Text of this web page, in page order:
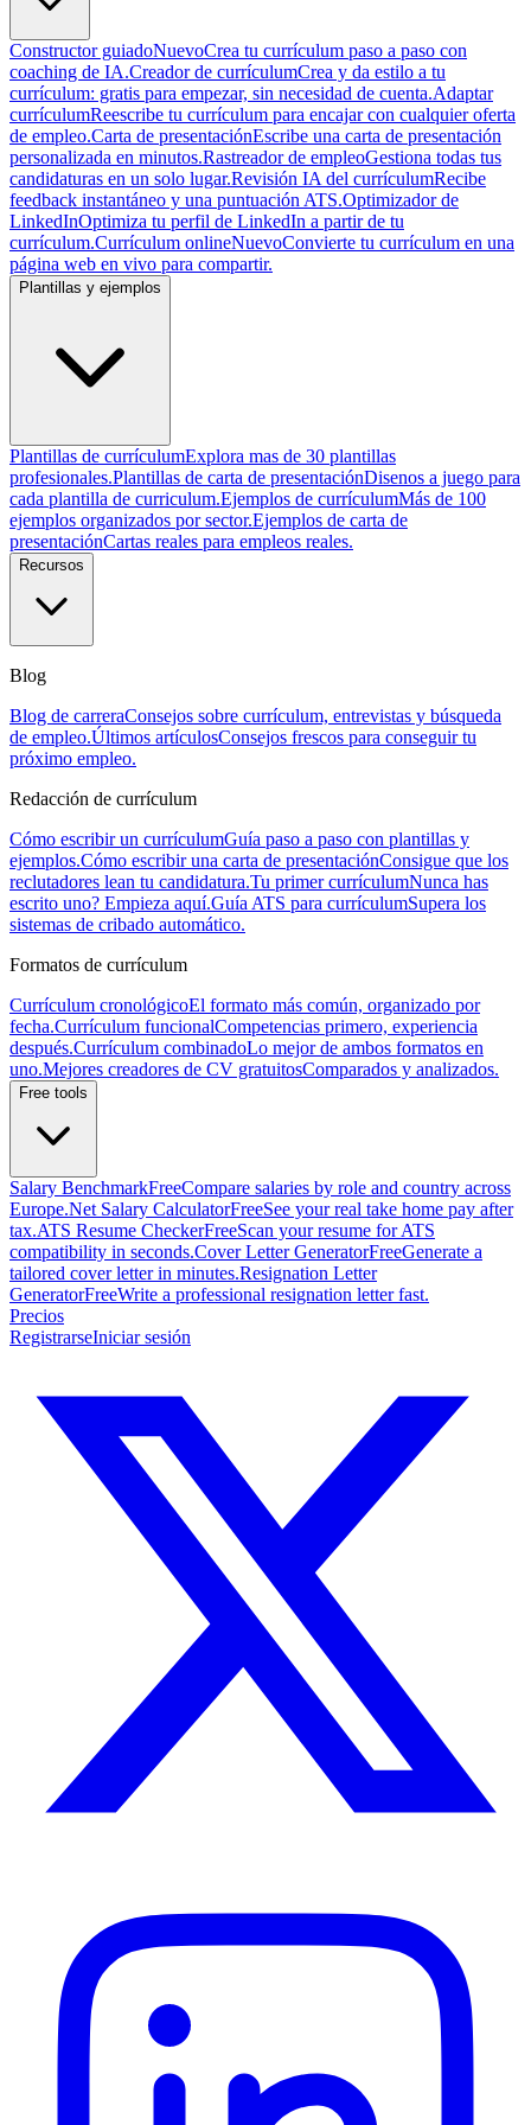
Constructor guiadoNuevoCrea tu currículum paso a paso con
coaching de IA.Creador de currículumCrea y da estilo a tu
currículum: gratis para empezar, sin necesidad de cuenta.Adaptar
currículumReescribe tu currículum para encajar con cualquier oferta
de empleo.Carta de presentaciónEscribe una carta de presentación
personalizada en minutos.Rastreador de empleoGestiona todas tus
candidaturas en un solo lugar.Revisión IA del currículumRecibe
feedback instantáneo y una puntuación ATS.Optimizador de
LinkedInOptimiza tu perfil de LinkedIn a partir de tu
currículum.Currículum onlineNuevoConvierte tu currículum en una
página web en vivo para compartir.
Plantillas y ejemplos
Plantillas de currículumExplora mas de 30 plantillas
profesionales.Plantillas de carta de presentaciónDisenos a juego para
cada plantilla de curriculum.Ejemplos de currículumMás de 100
ejemplos organizados por sector.Ejemplos de carta de
presentaciónCartas reales para empleos reales.
Recursos
Blog
Blog de carreraConsejos sobre currículum, entrevistas y búsqueda
de empleo.Últimos artículosConsejos frescos para conseguir tu
próximo empleo.
Redacción de currículum
Cómo escribir un currículumGuía paso a paso con plantillas y
ejemplos.Cómo escribir una carta de presentaciónConsigue que los
reclutadores lean tu candidatura.Tu primer currículumNunca has
escrito uno? Empieza aquí.Guía ATS para currículumSupera los
sistemas de cribado automático.
Formatos de currículum
Currículum cronológicoEl formato más común, organizado por
fecha.Currículum funcionalCompetencias primero, experiencia
después.Currículum combinadoLo mejor de ambos formatos en
uno.Mejores creadores de CV gratuitosComparados y analizados.
Free tools
Salary BenchmarkFreeCompare salaries by role and country across
Europe.Net Salary CalculatorFreeSee your real take home pay after
tax.ATS Resume CheckerFreeScan your resume for ATS
compatibility in seconds.Cover Letter GeneratorFreeGenerate a
tailored cover letter in minutes.Resignation Letter
GeneratorFreeWrite a professional resignation letter fast.
Precios
RegistrarseIniciar sesión